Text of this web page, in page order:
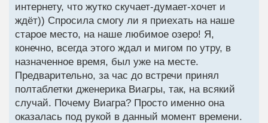
интернету, что жутко скучает-думает-хочет и
ждёт)) Спросила смогу ли я приехать на наше
старое место, на наше любимое озеро! Я,
конечно, всегда этого ждал и мигом по утру, в
назначенное время, был уже на месте.
Предварительно, за час до встречи принял
полтаблетки дженерика Виагры, так, на всякий
случай. Почему Виагра? Просто именно она
оказалась под рукой в данный момент времени.